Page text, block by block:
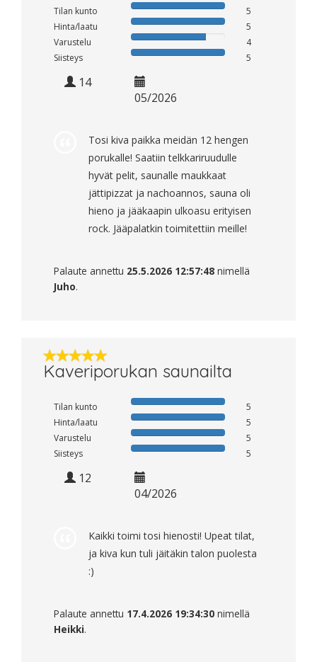
Tilan kunto
5
Hinta/laatu
5
Varustelu
4
Siisteys
5
14
05/2026
Tosi kiva paikka meidän 12 hengen
porukalle! Saatiin telkkariruudulle
hyvät pelit, saunalle maukkaat
jättipizzat ja nachoannos, sauna oli
hieno ja jääkaapin ulkoasu erityisen
rock. Jääpalatkin toimitettiin meille!
Palaute annettu 25.5.2026 12:57:48 nimellä
Juho.
Kaveriporukan saunailta
Tilan kunto
5
Hinta/laatu
5
Varustelu
5
Siisteys
5
12
04/2026
Kaikki toimi tosi hienosti! Upeat tilat,
ja kiva kun tuli jäitäkin talon puolesta
:)
Palaute annettu 17.4.2026 19:34:30 nimellä
Heikki.